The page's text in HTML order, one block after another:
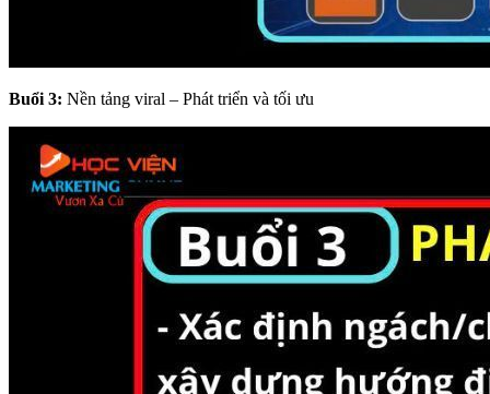
Buổi 3: Nền tảng viral – Phát triển và tối ưu